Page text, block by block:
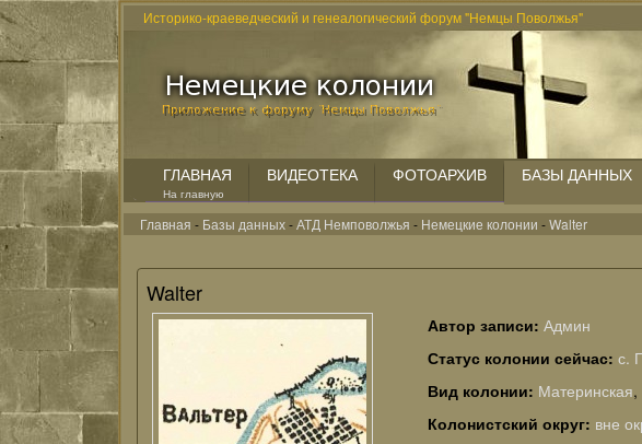
Историко-краеведческий и генеалогический форум "Немцы Поволжья"
ГЛАВНАЯ
На главную
ВИДЕОТЕКА ФОТОАРХИВ БАЗЫ ДАННЫХ
Главная - Базы данных-АТД Немповолжья - Немецкие колонии -Walter
Walter
Автор записи: Админ
Статус колонии сейчас: с.
Вид колонии: Материнская,
Колонистский округ: вне